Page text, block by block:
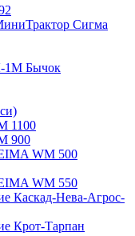
Сигма
1М Бычок
1100
900
WM 500
WM 550
Каскад-Нева-Агрос-
Крот-Тарпан